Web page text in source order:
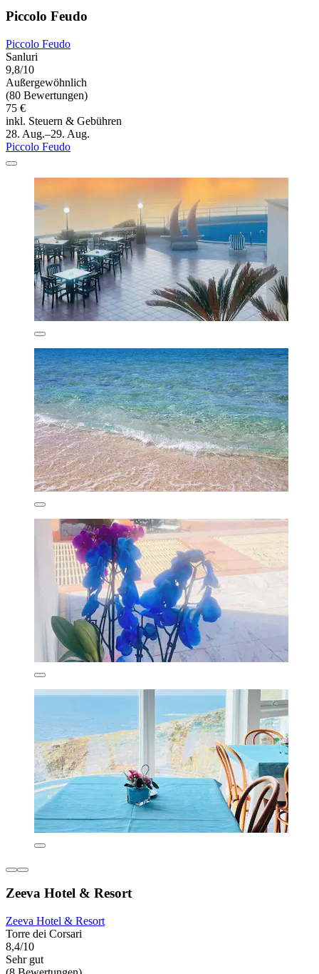
Piccolo Feudo
Piccolo Feudo
Sanluri
9,8/10
Außergewöhnlich
(80 Bewertungen)
75 €
inkl. Steuern & Gebühren
28. Aug.–29. Aug.
Piccolo Feudo
Zeeva Hotel & Resort
Zeeva Hotel & Resort
Torre dei Corsari
8,4/10
Sehr gut